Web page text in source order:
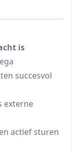
is
succesvol
externe
actief sturen